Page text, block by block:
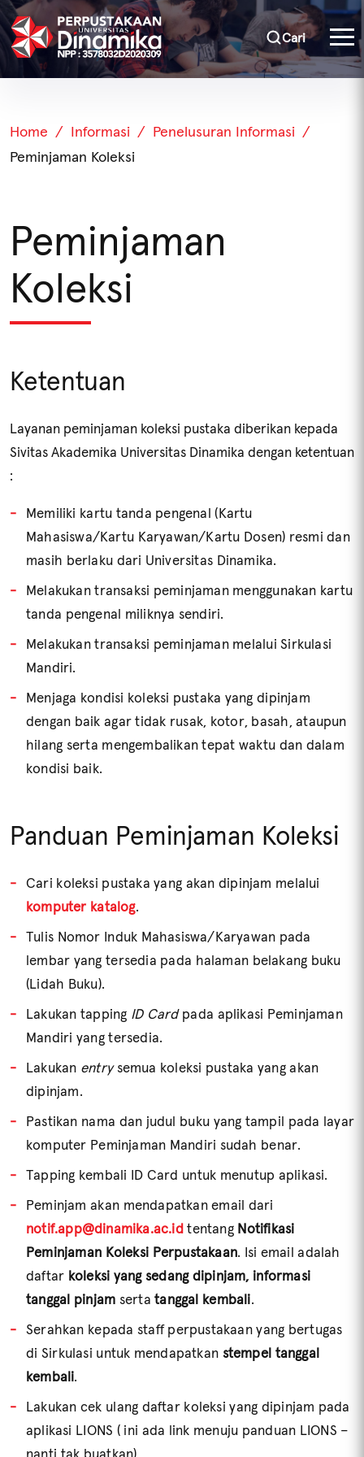
Cari
Home Informasi
Penelusuran Informasi
Peminjaman Koleksi
Peminjaman
Koleksi
Ketentuan
Layanan peminjaman koleksi pustaka diberikan kepada
Sivitas Akademika Universitas Dinamika dengan ketentuan
:
Memiliki kartu tanda pengenal (Kartu
Mahasiswa/Kartu Karyawan/Kartu Dosen) resmi dan
masih berlaku dari Universitas Dinamika.
Melakukan transaksi peminjaman menggunakan kartu
tanda pengenal miliknya sendiri.
Melakukan transaksi peminjaman melalui Sirkulasi
Mandiri.
Menjaga kondisi koleksi pustaka yang dipinjam
dengan baik agar tidak rusak, kotor, basah, ataupun
hilang serta mengembalikan tepat waktu dan dalam
kondisi baik.
Panduan Peminjaman Koleksi
Cari koleksi pustaka yang akan dipinjam melalui
komputer katalog.
Tulis Nomor Induk Mahasiswa/Karyawan pada
lembar yang tersedia pada halaman belakang buku
(Lidah Buku).
Lakukan tapping ID Cardpada aplikasi Peminjaman
Mandiri yang tersedia.
Lakukan entrysemua koleksi pustaka yang akan
dipinjam.
Pastikan nama dan judul buku yang tampil pada layar
komputer Peminjaman Mandiri sudah benar.
Tapping kembali ID Card untuk menutup aplikasi.
Peminjam akan mendapatkan email dari
notif.app@dinamika.ac.idtentang Notifikasi
Peminjaman Koleksi Perpustakaan. Isi email adalah
daftar koleksi yang sedang dipinjam, informasi
tanggal pinjam sertatanggal kembali.
Serahkan kepada staff perpustakaan yang bertugas
di Sirkulasi untuk mendapatkan stempel tanggal
kembali.
Lakukan cek ulang daftar koleksi yang dipinjam pada
aplikasi LIONS ( ini ada link menuju panduan LIONS –